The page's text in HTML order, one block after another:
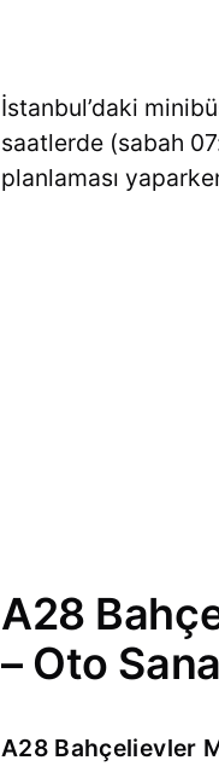
İstanbul’daki
saatlerde (sabah
planlaması
A28
– Oto
A28 Bahçelievler